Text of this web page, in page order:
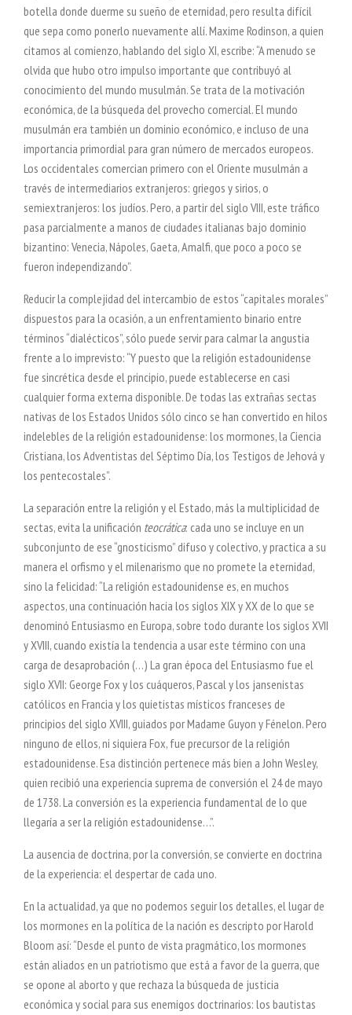
botella donde duerme su sueño de eternidad, pero resulta difícil
que sepa como ponerlo nuevamente allí. Maxime Rodinson, a quien
citamos al comienzo, hablando del siglo XI, escribe: “A menudo se
olvida que hubo otro impulso importante que contribuyó al
conocimiento del mundo musulmán. Se trata de la motivación
económica, de la búsqueda del provecho comercial. El mundo
musulmán era también un dominio económico, e incluso de una
importancia primordial para gran número de mercados europeos.
Los occidentales comercian primero con el Oriente musulmán a
través de intermediarios extranjeros: griegos y sirios, o
semiextranjeros: los judíos. Pero, a partir del siglo VIII, este tráfico
pasa parcialmente a manos de ciudades italianas bajo dominio
bizantino: Venecia, Nápoles, Gaeta, Amalfi, que poco a poco se
fueron independizando”.
Reducir la complejidad del intercambio de estos “capitales morales”
dispuestos para la ocasión, a un enfrentamiento binario entre
términos “dialécticos”, sólo puede servir para calmar la angustia
frente a lo imprevisto: “Y puesto que la religión estadounidense
fue sincrética desde el principio, puede establecerse en casi
cualquier forma externa disponible. De todas las extrañas sectas
nativas de los Estados Unidos sólo cinco se han convertido en hilos
indelebles de la religión estadounidense: los mormones, la Ciencia
Cristiana, los Adventistas del Séptimo Día, los Testigos de Jehová y
los pentecostales”.
La separación entre la religión y el Estado, más la multiplicidad de
sectas, evita la unificación teocrática: cada uno se incluye en un
subconjunto de ese “gnosticismo” difuso y colectivo, y practica a su
manera el orfismo y el milenarismo que no promete la eternidad,
sino la felicidad: “La religión estadounidense es, en muchos
aspectos, una continuación hacia los siglos XIX y XX de lo que se
denominó Entusiasmo en Europa, sobre todo durante los siglos XVII
y XVIII, cuando existía la tendencia a usar este término con una
carga de desaprobación (…) La gran época del Entusiasmo fue el
siglo XVII: George Fox y los cuáqueros, Pascal y los jansenistas
católicos en Francia y los quietistas místicos franceses de
principios del siglo XVIII, guiados por Madame Guyon y Fénelon. Pero
ninguno de ellos, ni siquiera Fox, fue precursor de la religión
estadounidense. Esa distinción pertenece más bien a John Wesley,
quien recibió una experiencia suprema de conversión el 24 de mayo
de 1738. La conversión es la experiencia fundamental de lo que
llegaría a ser la religión estadounidense…”.
La ausencia de doctrina, por la conversión, se convierte en doctrina
de la experiencia: el despertar de cada uno.
En la actualidad, ya que no podemos seguir los detalles, el lugar de
los mormones en la política de la nación es descripto por Harold
Bloom así: “Desde el punto de vista pragmático, los mormones
están aliados en un patriotismo que está a favor de la guerra, que
se opone al aborto y que rechaza la búsqueda de justicia
económica y social para sus enemigos doctrinarios: los bautistas